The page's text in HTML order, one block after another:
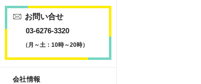
お問い合せ
03-6276-3320
（月～土：10時～20時）
会社情報